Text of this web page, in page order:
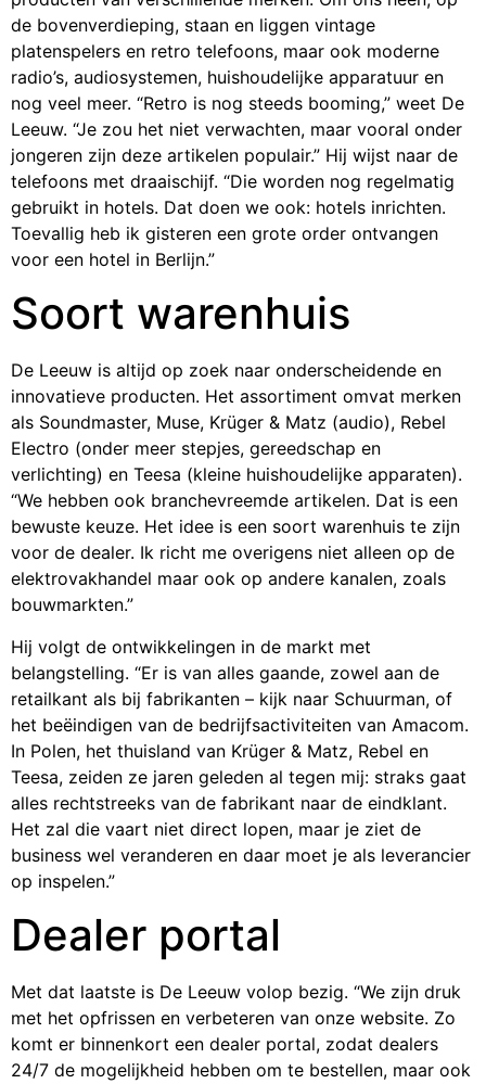
de bovenverdieping, staan en liggen vintage
platenspelers en retro telefoons, maar ook moderne
radio’s, audiosystemen, huishoudelijke apparatuur en
nog veel meer. “Retro is nog steeds booming,” weet De
Leeuw. “Je zou het niet verwachten, maar vooral onder
jongeren zijn deze artikelen populair.” Hij wijst naar de
telefoons met draaischijf. “Die worden nog regelmatig
gebruikt in hotels. Dat doen we ook: hotels inrichten.
Toevallig heb ik gisteren een grote order ontvangen
voor een hotel in Berlijn.”
Soort warenhuis
De Leeuw is altijd op zoek naar onderscheidende en
innovatieve producten. Het assortiment omvat merken
als Soundmaster, Muse, Krüger & Matz (audio), Rebel
Electro (onder meer stepjes, gereedschap en
verlichting) en Teesa (kleine huishoudelijke apparaten).
“We hebben ook branchevreemde artikelen. Dat is een
bewuste keuze. Het idee is een soort warenhuis te zijn
voor de dealer. Ik richt me overigens niet alleen op de
elektrovakhandel maar ook op andere kanalen, zoals
bouwmarkten.”
Hij volgt de ontwikkelingen in de markt met
belangstelling. “Er is van alles gaande, zowel aan de
retailkant als bij fabrikanten – kijk naar Schuurman, of
het beëindigen van de bedrijfsactiviteiten van Amacom.
In Polen, het thuisland van Krüger & Matz, Rebel en
Teesa, zeiden ze jaren geleden al tegen mij: straks gaat
alles rechtstreeks van de fabrikant naar de eindklant.
Het zal die vaart niet direct lopen, maar je ziet de
business wel veranderen en daar moet je als leverancier
op inspelen.”
Dealer portal
Met dat laatste is De Leeuw volop bezig. “We zijn druk
met het opfrissen en verbeteren van onze website. Zo
komt er binnenkort een dealer portal, zodat dealers
24/7 de mogelijkheid hebben om te bestellen, maar ook